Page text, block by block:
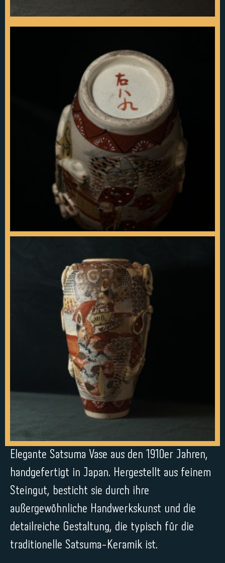
Elegante Satsuma Vase aus den 1910er Jahren,
handgefertigt in Japan. Hergestellt aus feinem
Steingut, besticht sie durch ihre
außergewöhnliche Handwerkskunst und die
detailreiche Gestaltung, die typisch für die
traditionelle Satsuma-Keramik ist.